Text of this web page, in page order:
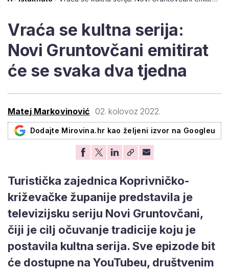
Vraća se kultna serija:
Novi Gruntovčani emitirat
će se svaka dva tjedna
Matej Markovinović 02. kolovoz 2022.
Dodajte Mirovina.hr kao željeni izvor na Googleu
Turistička zajednica Koprivničko-
križevačke županije predstavila je
televizijsku seriju Novi Gruntovčani,
čiji je cilj očuvanje tradicije koju je
postavila kultna serija. Sve epizode bit
će dostupne na YouTubeu, društvenim